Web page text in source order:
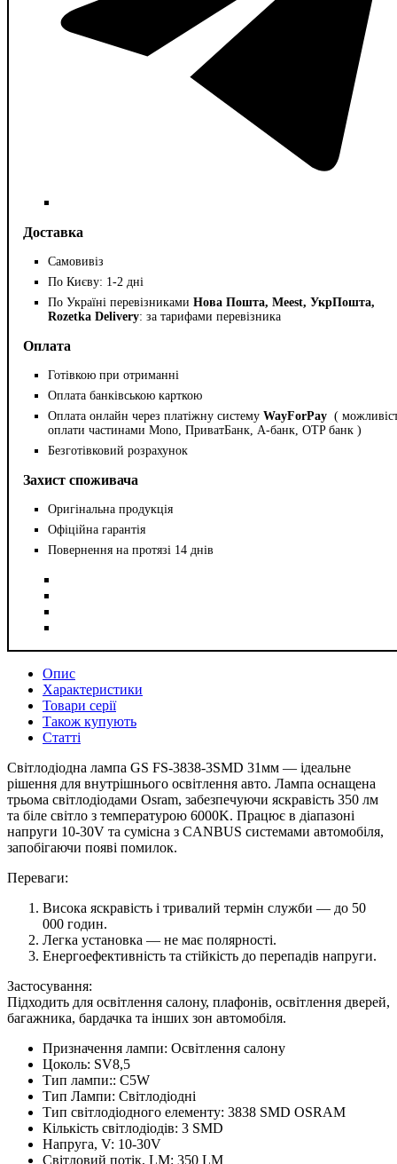
Доставка
Самовивіз
По Києву: 1-2 дні
По Україні перевізниками Нова Пошта, Meest, УкрПошта,
Rozetka Delivery: за тарифами перевізника
Оплата
Готівкою при отриманні
Оплата банківською карткою
Оплата онлайн через платіжну систему WayForPay (
оплати частинами Mono, ПриватБанк, А-банк, OTP банк )
Безготівковий розрахунок
Захист споживача
Оригінальна продукція
Офіційна гарантія
Повернення на протязі 14 днів
Опис
Характеристики
Товари серії
Також купують
Статті
Світлодіодна лампа GS FS-3838-3SMD 31мм — ідеальне
рішення для внутрішнього освітлення авто. Лампа оснащена
трьома світлодіодами Osram, забезпечуючи яскравість 350 лм
та біле світло з температурою 6000K. Працює в діапазоні
напруги 10-30V та сумісна з CANBUS системами автомобіля,
запобігаючи появі помилок.
Переваги:
Висока яскравість і тривалий термін служби — до 50
000 годин.
Легка установка — не має полярності.
Енергоефективність та стійкість до перепадів напруги.
Застосування:
Підходить для освітлення салону, плафонів, освітлення дверей,
багажника, бардачка та інших зон автомобіля.
Призначення лампи: Освітлення салону
Цоколь: SV8,5
Тип лампи:: C5W
Тип Лампи: Світлодіодні
Тип світлодіодного елементу: 3838 SMD OSRAM
Кількість світлодіодів: 3 SMD
Напруга, V: 10-30V
Світловий потік, LM: 350 LM